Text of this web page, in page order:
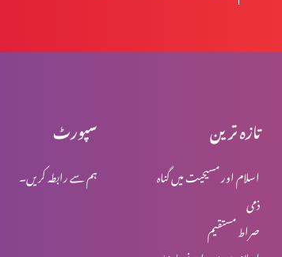
سپورٹ
ہم سے رابطہ کریں۔
تازہ ترین
اسلام اور مسیحیت میں گناہ
ذمی
صراط مستقیم